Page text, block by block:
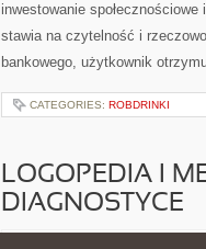
inwestowanie
stawia na czytelność i
bankowego, użytkownik
CATEGORIES: ROBDRINKI
LOGOPEDIA I
DIAGNOSTYCE